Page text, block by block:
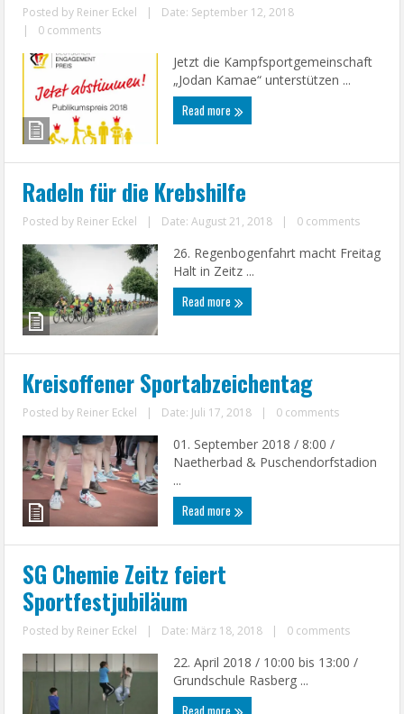
Posted by Reiner Eckel |
Date: September 12, 2018
|
0 comments
Jetzt die Kampfsportgemeinschaft
„Jodan Kamae“ unterstützen ...
Read more
Radeln für die Krebshilfe
Posted by Reiner Eckel | Date: August 21, 2018 | 0 comments
26. Regenbogenfahrt macht Freitag
Halt in Zeitz ...
Read more
Kreisoffener Sportabzeichentag
Posted by Reiner Eckel | Date: Juli 17, 2018 | 0 comments
01. September 2018 / 8:00 /
Naetherbad & Puschendorfstadion
...
Read more
SG Chemie Zeitz feiert
Sportfestjubiläum
Posted by Reiner Eckel | Date: März 18, 2018 | 0 comments
22. April 2018 / 10:00 bis 13:00 /
Grundschule Rasberg ...
Read more